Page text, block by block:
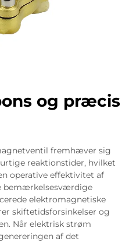
og præcis
fremhæver sig
reaktionstider, hvilket
operative effektivitet af
bemærkelsesværdige
elektromagnetiske
skiftetidsforsinkelser og
Når elektrisk strøm
af det